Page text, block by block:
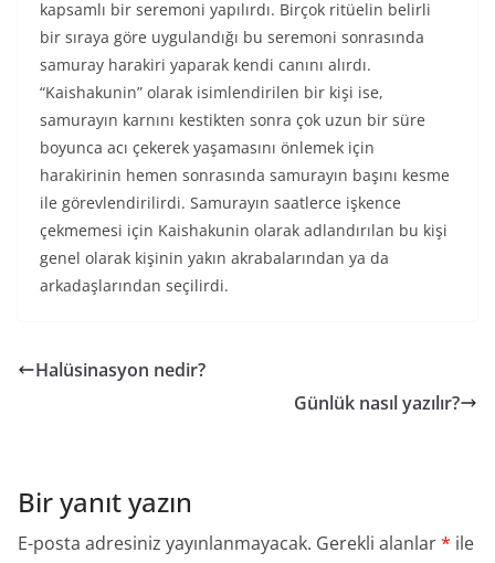
kapsamlı bir seremoni yapılırdı. Birçok ritüelin belirli
bir sıraya göre uygulandığı bu seremoni sonrasında
samuray harakiri yaparak kendi canını alırdı.
“Kaishakunin” olarak isimlendirilen bir kişi ise,
samurayın karnını kestikten sonra çok uzun bir süre
boyunca acı çekerek yaşamasını önlemek için
harakirinin hemen sonrasında samurayın başını kesme
ile görevlendirilirdi. Samurayın saatlerce işkence
çekmemesi için Kaishakunin olarak adlandırılan bu kişi
genel olarak kişinin yakın akrabalarından ya da
arkadaşlarından seçilirdi.
Halüsinasyon nedir?
Günlük nasıl yazılır?
Bir yanıt yazın
E-posta adresiniz yayınlanmayacak. Gerekli alanlar* ile